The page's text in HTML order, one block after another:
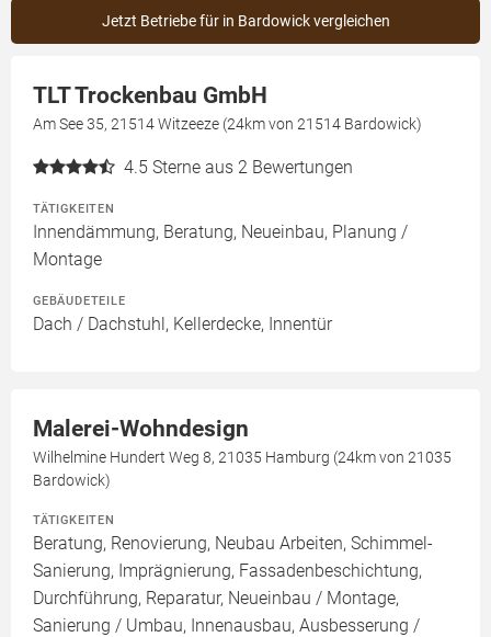
Jetzt Betriebe für in Bardowick vergleichen
TLT Trockenbau GmbH
Am See 35, 21514 Witzeeze (24km von 21514 Bardowick)
4.5 Sterne aus 2 Bewertungen
TÄTIGKEITEN
Innendämmung, Beratung, Neueinbau, Planung /
Montage
GEBÄUDETEILE
Dach / Dachstuhl, Kellerdecke, Innentür
Malerei-Wohndesign
Wilhelmine Hundert Weg 8, 21035 Hamburg (24km von 21035
Bardowick)
TÄTIGKEITEN
Beratung, Renovierung, Neubau Arbeiten, Schimmel-
Sanierung, Imprägnierung, Fassadenbeschichtung,
Durchführung, Reparatur, Neueinbau / Montage,
Sanierung / Umbau, Innenausbau, Ausbesserung /